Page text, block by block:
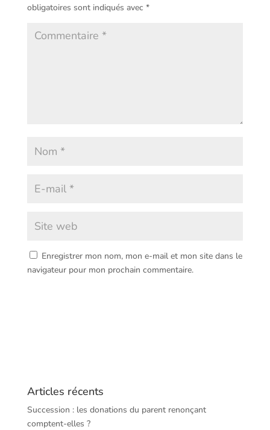
obligatoires sont indiqués avec *
Enregistrer mon nom, mon e-mail et mon site dans le
navigateur pour mon prochain commentaire.
Articles récents
Succession : les donations du parent renonçant
comptent-elles ?